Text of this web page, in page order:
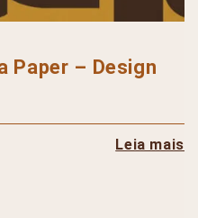
Paper – Design
Leia mais